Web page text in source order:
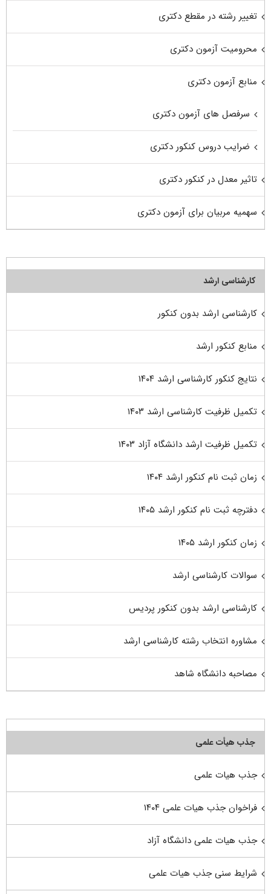
تغییر رشته در مقطع دکتری
محرومیت آزمون دکتری
منابع آزمون دکتری
سرفصل های آزمون دکتری
ضرایب دروس کنکور دکتری
تاثیر معدل در کنکور دکتری
سهمیه مربیان برای آزمون دکتری
کارشناسی ارشد
کارشناسی ارشد بدون کنکور
منابع کنکور ارشد
نتایج کنکور کارشناسی ارشد ۱۴۰۴
تکمیل ظرفیت کارشناسی ارشد ۱۴۰۳
تکمیل ظرفیت ارشد دانشگاه آزاد ۱۴۰۳
زمان ثبت نام کنکور ارشد ۱۴۰۴
دفترچه ثبت نام کنکور ارشد ۱۴۰۵
زمان کنکور ارشد ۱۴۰۵
سوالات کارشناسی ارشد
کارشناسی ارشد بدون کنکور پردیس
مشاوره انتخاب رشته کارشناسی ارشد
مصاحبه دانشگاه شاهد
جذب هیأت علمی
جذب هیات علمی
فراخوان جذب هیات علمی ۱۴۰۴
جذب هیات علمی دانشگاه آزاد
شرایط سنی جذب هیات علمی